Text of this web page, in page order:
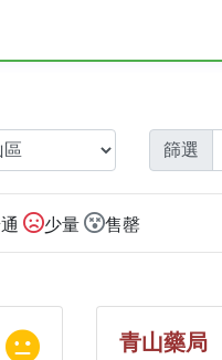
篩選
少量 售罄
青山藥局